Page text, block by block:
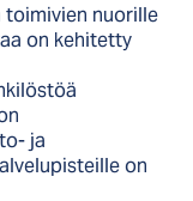
toimivien nuorille
on kehitetty
ja
on